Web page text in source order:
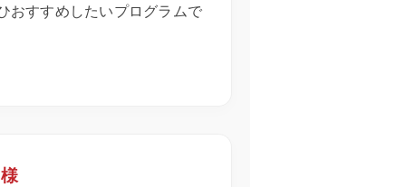
おすすめしたいプログラムで